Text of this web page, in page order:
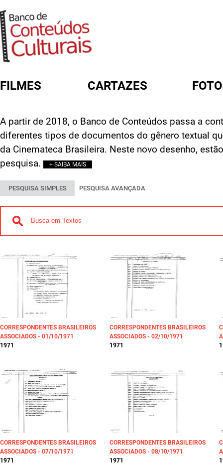
FILMES CARTAZES
A partir de 2018, o Banco de Conteúdos passa a
diferentes tipos de documentos do gênero textual
da Cinemateca Brasileira. Neste novo desenho,
pesquisa.
+ SAIBA MAIS
PESQUISA SIMPLES PESQUISA AVANÇADA
CORRESPONDENTES BRASILEIROS
ASSOCIADOS - 01/10/1971
1971
CORRESPONDENTES BRASILEIROS
ASSOCIADOS - 02/10/1971
1971
CORRESPONDENTES BRASILEIROS
ASSOCIADOS - 07/10/1971
1971
CORRESPONDENTES BRASILEIROS
ASSOCIADOS - 08/10/1971
1971
FORMULÁRIO DE BUSCA